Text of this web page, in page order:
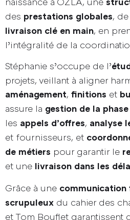
des prestations globales,
livraison clé en main, en
l’intégralité de la
Stéphanie s’occupe de l’
projets, veillant à aligner
aménagement, finitions et
assure la gestion de la
les appels d’offres, analyse
et fournisseurs, et
de métiers pour garantir le
et une livraison dans les
Grâce à une communication
scrupuleux du cahier des
et Tom Bouflet garantissent